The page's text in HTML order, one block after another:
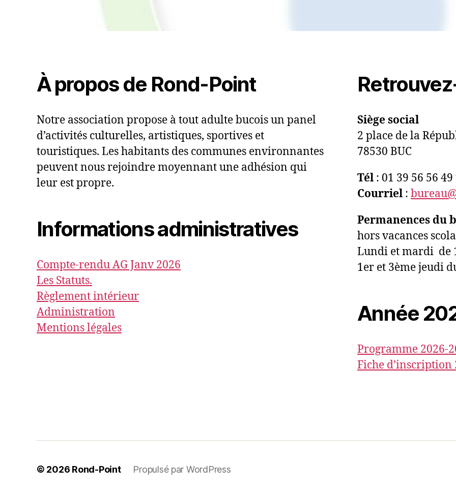
À propos de Rond-Point
Notre association propose à tout adulte bucois un panel
d’activités culturelles, artistiques, sportives et
touristiques. Les habitants des communes environnantes
peuvent nous rejoindre moyennant une adhésion qui
leur est propre.
Informations administratives
Compte-rendu AG Janv 2026
Les Statuts.
Règlement intérieur
Administration
Mentions légales
Siège social
2 place de la
78530 BUC
Tél : 01 39 56 56
Courriel :
Permanences du
hors vacances
Lundi et mardi de
1er et 3ème jeudi
Année
Programme 2026-
Fiche d’inscription
© 2026 Rond-Point Propulsé par WordPress